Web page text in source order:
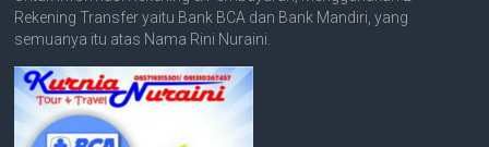
Rekening Transfer yaitu Bank BCA dan Bank Mandiri, yang
semuanya itu atas Nama Rini Nuraini.